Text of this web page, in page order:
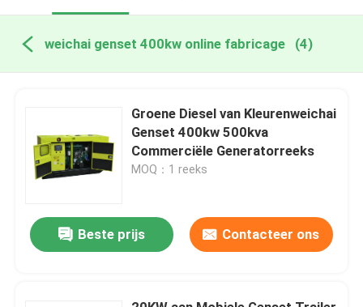
weichai genset 400kw online fabricage (4)
Groene Diesel van Kleurenweichai
Genset 400kw 500kva
Commerciële Generatorreeks
MOQ：1 reeks
Beste prijs Contacteer ons